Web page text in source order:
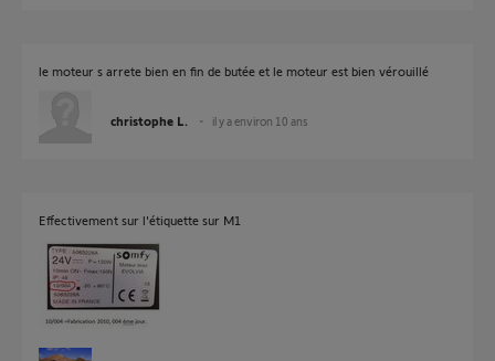
le moteur s arrete bien en fin de butée et le moteur est bien vérouillé
christophe L. il y a environ 10 ans
Effectivement sur l'étiquette sur M1